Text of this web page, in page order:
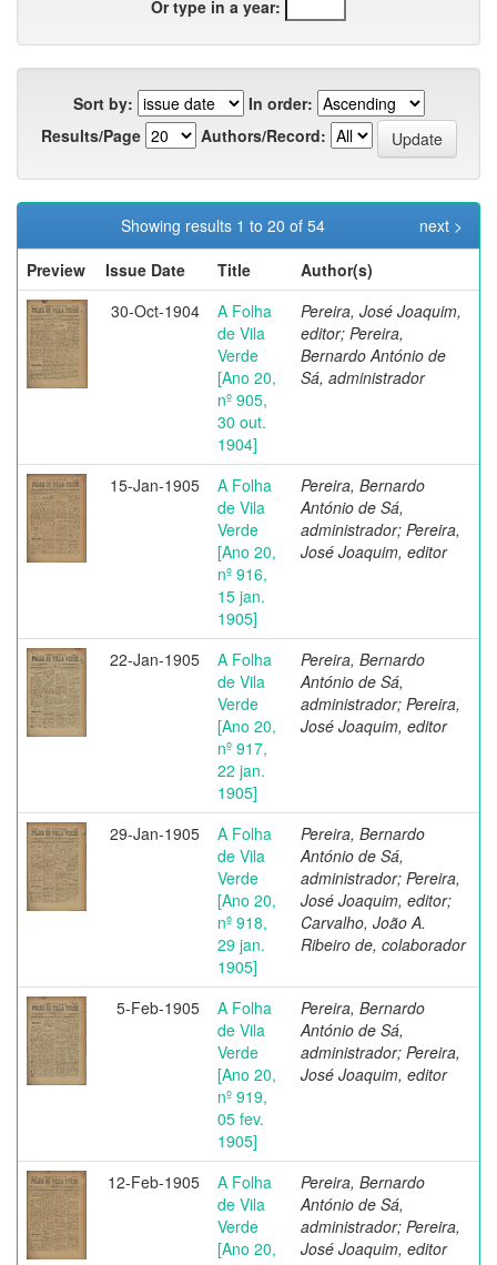
Or type in a year:
Sort by:
In order:
Results/Page
Authors/Record:
Showing results 1 to 20 of 54
next >
Preview
Issue Date Title
Author(s)
30-Oct-1904
A Folha
de Vila
Verde
[Ano 20,
nº 905,
30 out.
1904]
Pereira, José Joaquim,
editor; Pereira,
Bernardo António de
Sá, administrador
15-Jan-1905
A Folha
de Vila
Verde
[Ano 20,
nº 916,
15 jan.
1905]
Pereira, Bernardo
António de Sá,
administrador; Pereira,
José Joaquim, editor
22-Jan-1905
A Folha
de Vila
Verde
[Ano 20,
nº 917,
22 jan.
1905]
Pereira, Bernardo
António de Sá,
administrador; Pereira,
José Joaquim, editor
29-Jan-1905
A Folha
de Vila
Verde
[Ano 20,
nº 918,
29 jan.
1905]
Pereira, Bernardo
António de Sá,
administrador; Pereira,
José Joaquim, editor;
Carvalho, João A.
Ribeiro de, colaborador
5-Feb-1905
A Folha
de Vila
Verde
[Ano 20,
nº 919,
05 fev.
1905]
Pereira, Bernardo
António de Sá,
administrador; Pereira,
José Joaquim, editor
12-Feb-1905
A Folha
de Vila
Verde
[Ano 20,
Pereira, Bernardo
António de Sá,
administrador; Pereira,
José Joaquim, editor